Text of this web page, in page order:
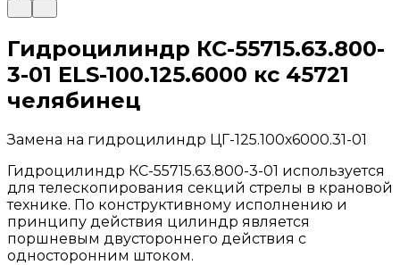
Гидроцилиндр КС-55715.63.800-
3-01 ELS-100.125.6000 кс 45721
челябинец
Замена на гидроцилиндр ЦГ-125.100х6000.31-01
Гидроцилиндр КС-55715.63.800-3-01 используется
для телескопирования секций стрелы в крановой
технике. По конструктивному исполнению и
принципу действия цилиндр является
поршневым двустороннего действия с
односторонним штоком.